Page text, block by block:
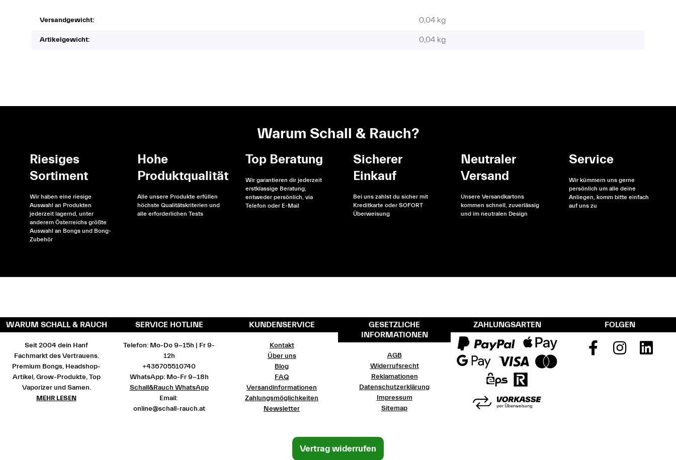
Versandgewicht: 0,04 kg
Artikelgewicht: 0,04 kg
Warum Schall & Rauch?
Riesiges
Sortiment
Wir haben eine riesige
Auswahl an Produkten
jederzeit lagernd, unter
anderem Österreichs größte
Auswahl an Bongs und Bong-
Zubehör
Hohe
Produktqualität
Alle unsere Produkte erfüllen
höchste Qualitätskriterien und
alle erforderlichen Tests
Top Beratung
Wir garantieren dir jederzeit
erstklassige Beratung,
entweder persönlich, via
Telefon oder E-Mail
Sicherer
Einkauf
Bei uns zahlst du sicher mit
Kreditkarte oder SOFORT
Überweisung
Neutraler
Versand
Unsere Versandkartons
kommen schnell, zuverlässig
und im neutralen Design
Service
Wir kümmern uns gerne
persönlich um alle deine
Anliegen, komm bitte einfach
auf uns zu
WARUM SCHALL & RAUCH
Seit 2004 dein Hanf
Fachmarkt des Vertrauens.
Premium Bongs, Headshop-
Artikel, Grow-Produkte, Top
Vaporizer und Samen.
MEHR LESEN
SERVICE HOTLINE
Telefon: Mo-Do 9-15h | Fr 9-
12h
+436705510740
WhatsApp: Mo-Fr 9-18h
Schall&Rauch WhatsApp
Email:
online@schall-rauch.at
KUNDENSERVICE
Kontakt
Über uns
Blog
FAQ
Versandinformationen
Zahlungsmöglichkeiten
Newsletter
GESETZLICHE
INFORMATIONEN
AGB
Widerrufsrecht
Reklamationen
Datenschutzerklärung
Impressum
Sitemap
ZAHLUNGSARTEN FOLGEN
Vertrag widerrufen